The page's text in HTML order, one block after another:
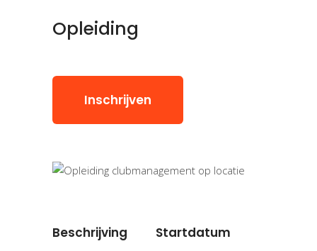
Opleiding
Inschrijven
Beschrijving Startdatum